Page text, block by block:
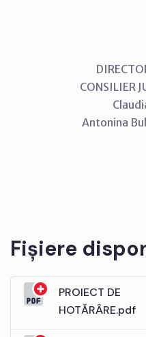
CONSILIER
Antonina
Fișiere
PROIECT DE
HOTĂRÂRE.pdf